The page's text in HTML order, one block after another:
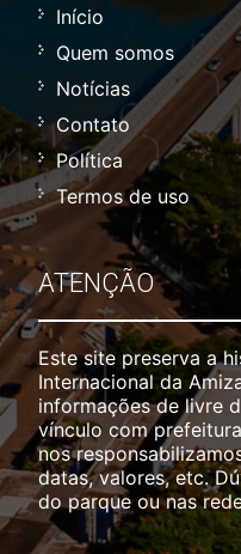
Início
Quem somos
Notícias
Contato
Política
Termos de uso
ATENÇÃO
Este site preserva a
Internacional da
informações de livre
vínculo com
nos
datas, valores, etc.
do parque ou nas